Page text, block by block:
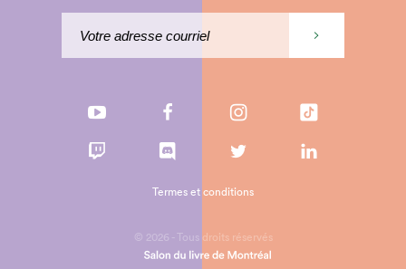
© 2026 - Tous droits réservés
Termes et conditions